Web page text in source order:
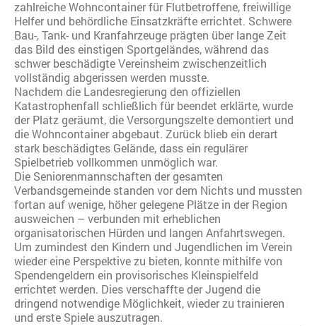
zahlreiche Wohncontainer für Flutbetroffene, freiwillige
Helfer und behördliche Einsatzkräfte errichtet. Schwere
Bau-, Tank- und Kranfahrzeuge prägten über lange Zeit
das Bild des einstigen Sportgeländes, während das
schwer beschädigte Vereinsheim zwischenzeitlich
vollständig abgerissen werden musste.
Nachdem die Landesregierung den offiziellen
Katastrophenfall schließlich für beendet erklärte, wurde
der Platz geräumt, die Versorgungszelte demontiert und
die Wohncontainer abgebaut. Zurück blieb ein derart
stark beschädigtes Gelände, dass ein regulärer
Spielbetrieb vollkommen unmöglich war.
Die Seniorenmannschaften der gesamten
Verbandsgemeinde standen vor dem Nichts und mussten
fortan auf wenige, höher gelegene Plätze in der Region
ausweichen – verbunden mit erheblichen
organisatorischen Hürden und langen Anfahrtswegen.
Um zumindest den Kindern und Jugendlichen im Verein
wieder eine Perspektive zu bieten, konnte mithilfe von
Spendengeldern ein provisorisches Kleinspielfeld
errichtet werden. Dies verschaffte der Jugend die
dringend notwendige Möglichkeit, wieder zu trainieren
und erste Spiele auszutragen.